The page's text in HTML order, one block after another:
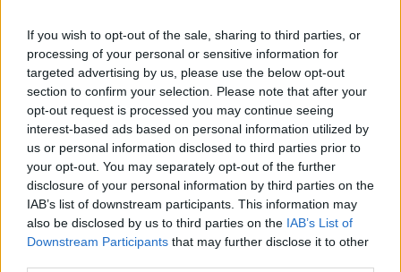
If you wish to opt-out of the sale, sharing to third parties, or
processing of your personal or sensitive information for
targeted advertising by us, please use the below opt-out
section to confirm your selection. Please note that after your
opt-out request is processed you may continue seeing
interest-based ads based on personal information utilized by
us or personal information disclosed to third parties prior to
your opt-out. You may separately opt-out of the further
disclosure of your personal information by third parties on the
IAB’s list of downstream participants. This information may
also be disclosed by us to third parties on the IAB’s List of
Downstream Participants that may further disclose it to other